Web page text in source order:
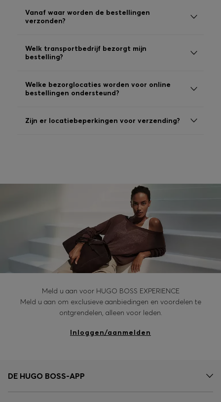
FAQ & help en contact
Taal (BE €)
Vanaf waar worden de bestellingen
verzonden?
Welk transportbedrijf bezorgt mijn
bestelling?
Welke bezorglocaties worden voor online
bestellingen ondersteund?
Zijn er locatiebeperkingen voor verzending?
Meld u aan voor HUGO BOSS EXPERIENCE
Meld u aan om exclusieve aanbiedingen en voordelen te
ontgrendelen, alleen voor leden.
Inloggen/aanmelden
DE HUGO BOSS-APP